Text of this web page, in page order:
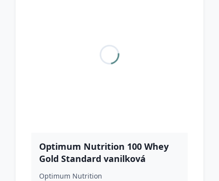
Optimum Nutrition 100 Whey
Gold Standard vanilková
zmrzlina
Optimum Nutrition